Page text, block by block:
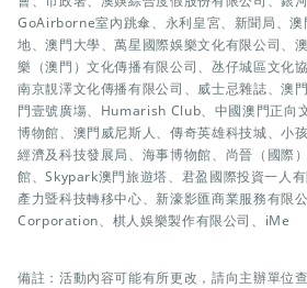
GoAirborne室內跳傘、永利皇宮、新聞局、澳
地、澳門大學、萬星國際娛樂文化有限公司、
樂（澳門）文化傳播有限公司、氹仔城區文化
南京靚澤文化傳播有限公司、威士忌雜誌、澳
門壹號廣塲、Humarish Club、中國澳門正向
博物館、澳門威尼斯人、傳奇英雄科技城、小
經濟及科技發展局、海事博物館、尚晉（國際
館、Skypark澳門旅遊塔、君盈國際投資一人
產力暨科技轉移中心、新濠影匯商業服務有限
Corporation、棋人娛樂製作有限公司、iMe
備註：活動內容可能有所更改，請向主辦單位查